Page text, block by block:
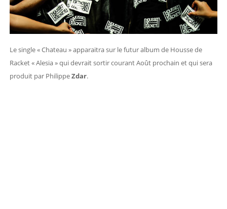
Le single « Chateau » apparaitra sur le futur album de Housse de
Racket « Alesia » qui devrait sortir courant Août prochain et qui sera
produit par PhilippeZdar.